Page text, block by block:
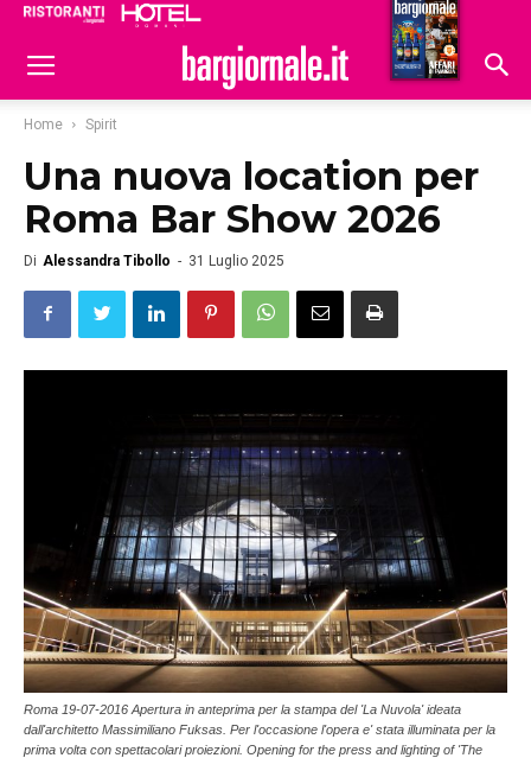
Hoteldomani
Home Spirit
Una nuova location per
Roma Bar Show 2026
Di Alessandra Tibollo - 31 Luglio 2025
Roma 19-07-2016 Apertura in anteprima per la stampa del 'La Nuvola' ideata
dall'architetto Massimiliano Fuksas. Per l'occasione l'opera e' stata illuminata per la
prima volta con spettacolari proiezioni. Opening for the press and lighting of 'The